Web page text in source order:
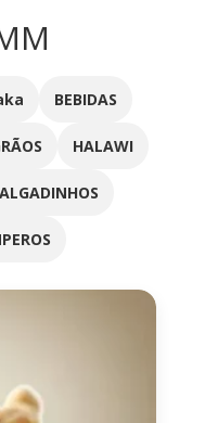
BEBIDAS
HALAWI